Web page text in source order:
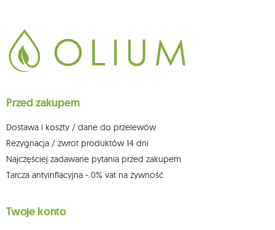
Dane będą przetwarzane w celu wysyłki newslettera i przechowywane do
chwili rezygnacji z subskrypcji.
Przysługuje Ci prawo do żądania dostępu do swoich danych osobowych,
ich sprostowania, usunięcia, ograniczenia przetwarzania, wniesienia
sprzeciwu wobec przetwarzania swoich danych oraz prawo do
którego dokonano na podstawie zgody przed jej cofnięciem. W tym celu
możesz kontaktować się z działem obsługi klienta Mouton Interactive pod
Więcej informacji: www.mouton.pl/ODO
Przed zakupem
Dostawa i koszty / dane do przelewów
Rezygnacja / zwrot produktów 14 dni
Najczęściej zadawane pytania przed zakupem
Tarcza antyinflacyjna - 0% vat na żywność
Twoje konto